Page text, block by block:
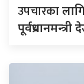
उपचारका